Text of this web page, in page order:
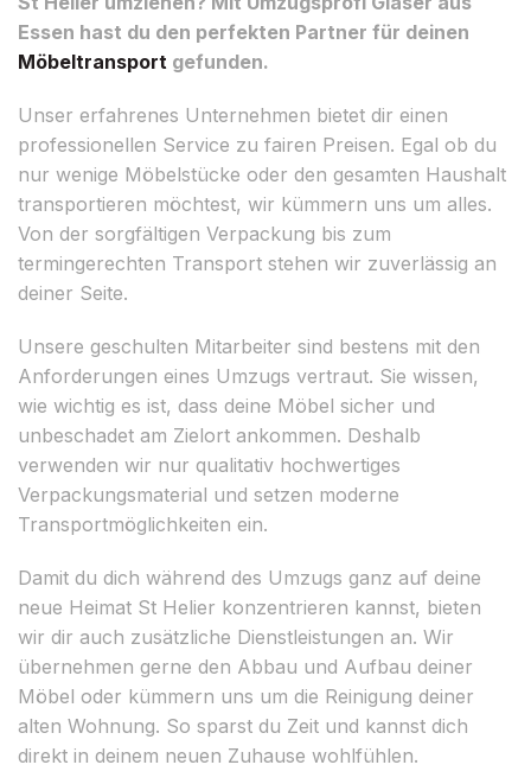
Essen hast du den perfekten Partner für deinen
Möbeltransport gefunden.
Unser erfahrenes Unternehmen bietet dir einen
professionellen Service zu fairen Preisen. Egal ob du
nur wenige Möbelstücke oder den gesamten Haushalt
transportieren möchtest, wir kümmern uns um alles.
Von der sorgfältigen Verpackung bis zum
termingerechten Transport stehen wir zuverlässig an
deiner Seite.
Unsere geschulten Mitarbeiter sind bestens mit den
Anforderungen eines Umzugs vertraut. Sie wissen,
wie wichtig es ist, dass deine Möbel sicher und
unbeschadet am Zielort ankommen. Deshalb
verwenden wir nur qualitativ hochwertiges
Verpackungsmaterial und setzen moderne
Transportmöglichkeiten ein.
Damit du dich während des Umzugs ganz auf deine
neue Heimat St Helier konzentrieren kannst, bieten
wir dir auch zusätzliche Dienstleistungen an. Wir
übernehmen gerne den Abbau und Aufbau deiner
Möbel oder kümmern uns um die Reinigung deiner
alten Wohnung. So sparst du Zeit und kannst dich
direkt in deinem neuen Zuhause wohlfühlen.